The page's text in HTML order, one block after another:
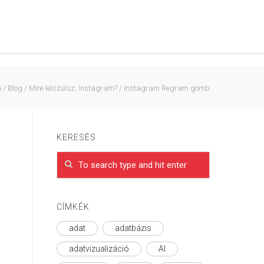
/ Blog / Mire készülsz, Instagram? / Instagram Regram gomb
KERESÉS
CÍMKÉK
adat adatbázis
adatvizualizáció AI